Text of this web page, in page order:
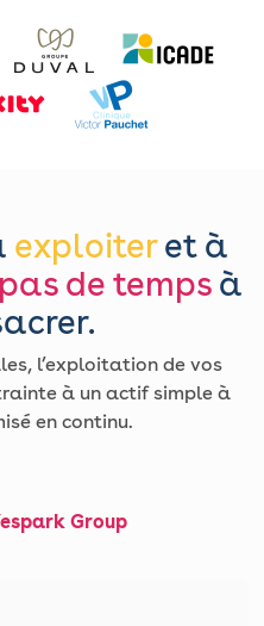
exploiteret à
pas de tempsà
l’exploitation de vos
à un actif simple à
en continu.
Group